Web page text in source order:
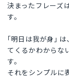
決まったフレーズ
す。
｢明日は我が身｣
てくるかわからな
す。
それをシンプルに